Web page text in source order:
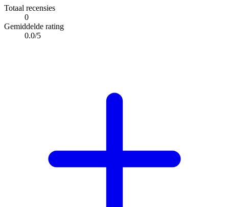
Totaal recensies
0
Gemiddelde rating
0.0/5